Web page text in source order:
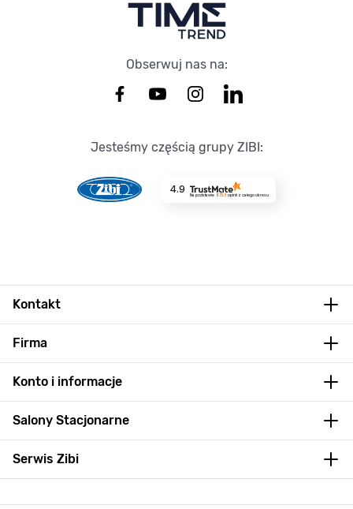
Obserwuj nas na:
Jesteśmy częścią grupy ZIBI:
4.9
Na podstawie 8723 opinii z całego okresu
Kontakt
Firma
Konto i informacje
Salony Stacjonarne
Serwis Zibi